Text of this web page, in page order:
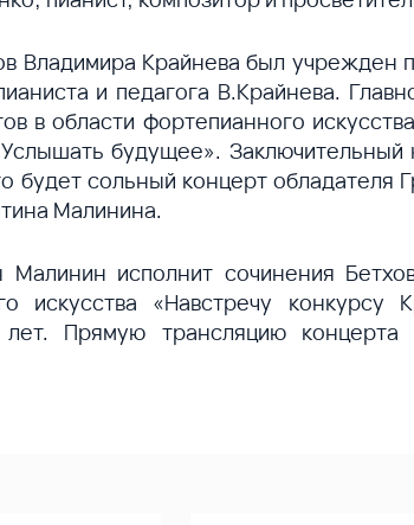
Владимира Крайнева был учрежден
и педагога В.Крайнева.
в области фортепианного
будущее». Заключительный
будет сольный концерт обладателя
Малинина.
Малинин исполнит сочинения
искусства «Навстречу конкурсу
лет. Прямую трансляцию